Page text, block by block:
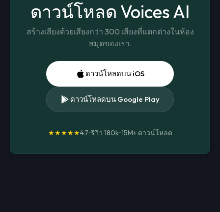
ดาวน์โหลด Voices AI
สร้างเสียงด้วยเสียงกว่า 300 เสียงที่แตกต่างในห้อง
สมุดของเรา.
ดาวน์โหลดบน iOS
ดาวน์โหลดบน Google Play
★★★★★4.7•รีวิว 180k•15M+ ดาวน์โหลด